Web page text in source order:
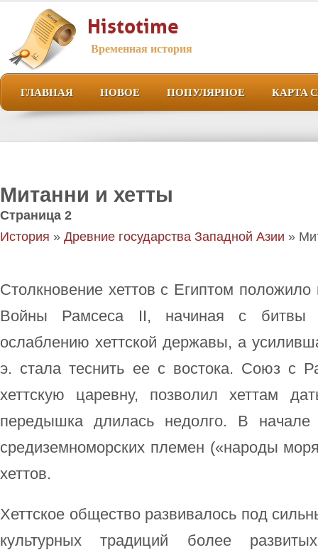
Histotime
Временная история
ГЛАВНАЯ НОВОЕ ПОПУЛЯРНОЕ КАРТА
Митанни и хетты
Страница 2
История » Древние государства Западной Азии »
Столкновение хеттов с Египтом
Войны Рамсеса II, начиная с битвы
ослаблению хеттской державы, а
э. стала теснить ее с востока. Союз с
хеттскую царевну, позволил хеттам
передышка длилась недолго. В
средиземноморских племен («народы
хеттов.
Хеттское общество развивалось под
культурных традиций более